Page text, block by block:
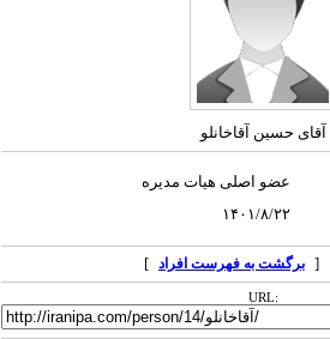
آقای حسین آقاخانلو
عضو اصلی هیات مدیره
۱۴۰۱/۸/۲۲
برگشت به فهرست افراد ]
URL: